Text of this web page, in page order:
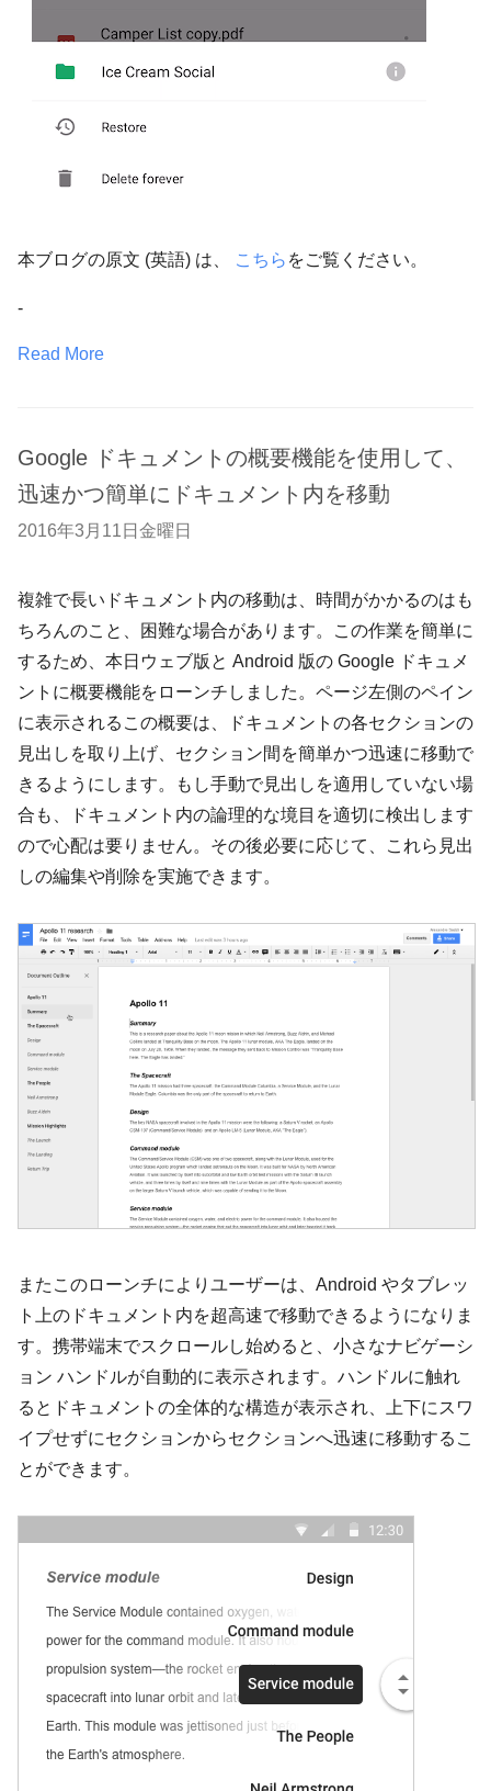
本ブログの原文 (英語) は、 こちら をご覧ください。
-
Read More
Google ドキュメントの概要機能を使用して、
迅速かつ簡単にドキュメント内を移動
2016年3月11日金曜日
複雑で長いドキュメント内の移動は、時間がかかるのはも
ちろんのこと、困難な場合があります。この作業を簡単に
するため、本日ウェブ版と Android 版の Google ドキュメ
ントに概要機能をローンチしました。ページ左側のペイン
に表示されるこの概要は、ドキュメントの各セクションの
見出しを取り上げ、セクション間を簡単かつ迅速に移動で
きるようにします。もし手動で見出しを適用していない場
合も、ドキュメント内の論理的な境目を適切に検出します
ので心配は要りません。その後必要に応じて、これら見出
しの編集や削除を実施できます。
またこのローンチによりユーザーは、Android やタブレッ
ト上のドキュメント内を超高速で移動できるようになりま
す。携帯端末でスクロールし始めると、小さなナビゲーシ
ョン ハンドルが自動的に表示されます。ハンドルに触れ
るとドキュメントの全体的な構造が表示され、上下にスワ
イプせずにセクションからセクションへ迅速に移動するこ
とができます。